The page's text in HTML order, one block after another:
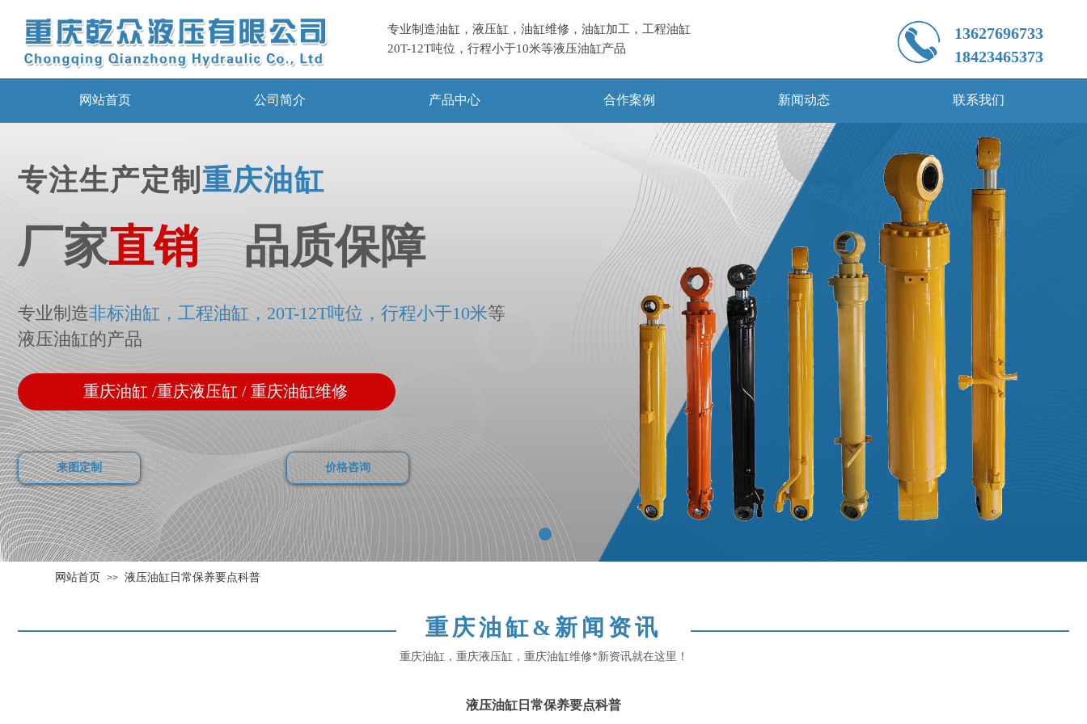
专业制造油缸，液压缸，油缸维修，油缸加工，工程油缸
20T-12T吨位， 行程小于10米等液压油缸产品
网站首页 公司简介 产品中心 合作案例 新闻动态 联系我们
专注生产定制 重庆油缸
厂家直销 品质保障
专业制造非标油缸，工程油缸，20T-12T吨位，行程小于10米等
液压油缸的产品
重庆油缸 /重庆液压缸 / 重庆油缸维修
价格咨询
来图定制
网站首页 >> 液压油缸日常保养要点科普
重庆油缸&新闻资讯
重庆油缸，重庆液压缸，重庆油缸维修*新资讯就在这里！
液压油缸日常保养要点科普